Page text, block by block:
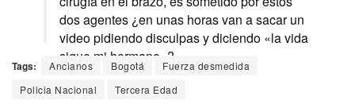
dos agentes ¿en unas horas van a sacar un
video pidiendo disculpas y diciendo «la vida
sigue mi hermano»?
pic.twitter.com/ZGRo6fJ8Me
Tags: Ancianos Bogotá
Fuerza desmedida
Policia Nacional
Tercera Edad